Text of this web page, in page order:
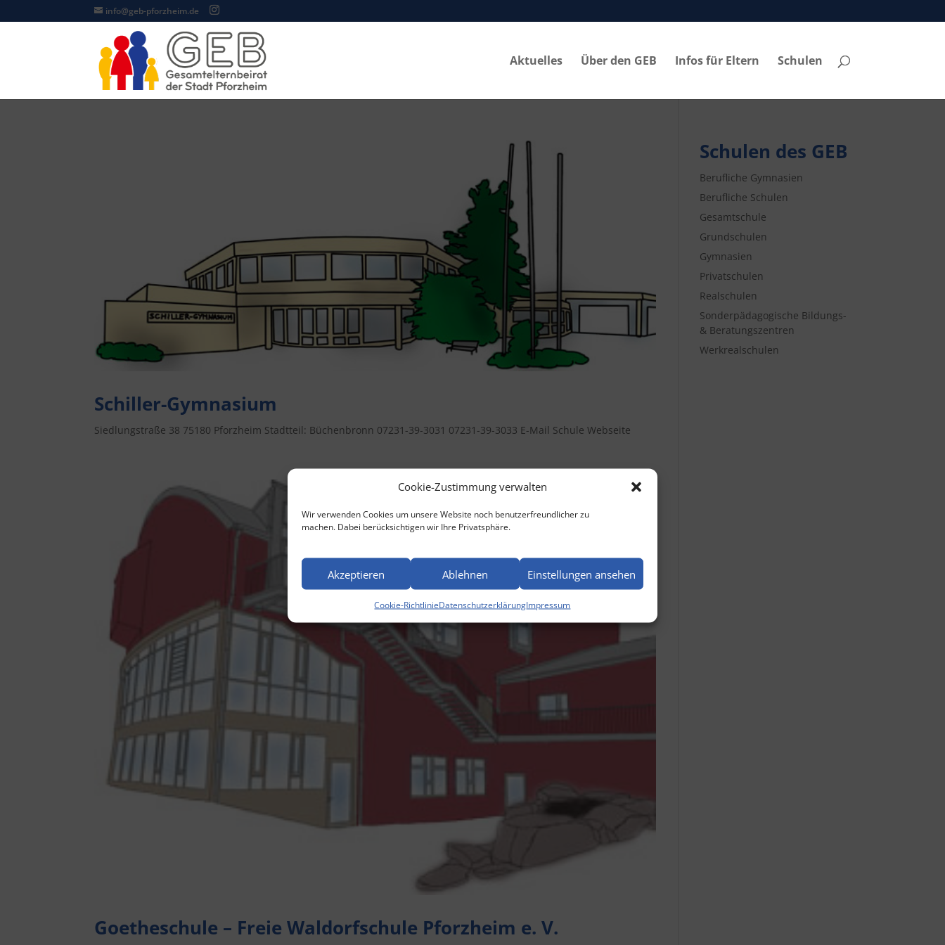
Cookie-Zustimmung verwalten
Wir verwenden Cookies um unsere Website noch benutzerfreundlicher zu
machen. Dabei berücksichtigen wir Ihre Privatsphäre.
Akzeptieren Ablehnen Einstellungen ansehen
Cookie-RichtlinieDatenschutzerklärungImpressum
info@geb-pforzheim.de
Aktuelles Über den GEB Infos für Eltern Schulen
Schiller-Gymnasium
Siedlungstraße 38 75180 Pforzheim Stadtteil: Büchenbronn 07231-39-3031 07231-39-3033 E-Mail Schule Webseite
Goetheschule – Freie Waldorfschule Pforzheim e. V.
Schulen des GEB
Berufliche Gymnasien
Berufliche Schulen
Gesamtschule
Grundschulen
Gymnasien
Privatschulen
Realschulen
Sonderpädagogische Bildungs-
& Beratungszentren
Werkrealschulen